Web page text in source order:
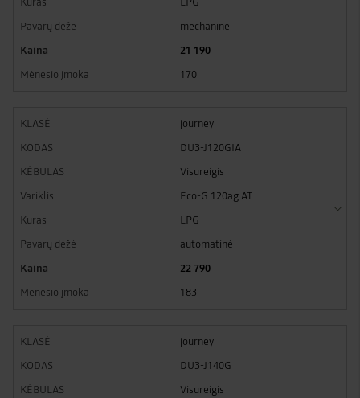
mechaninė
21 190
170
journey
DU3-J120GIA
Visureigis
Eco-G 120ag AT
LPG
automatinė
22 790
183
journey
DU3-J140G
Visureigis